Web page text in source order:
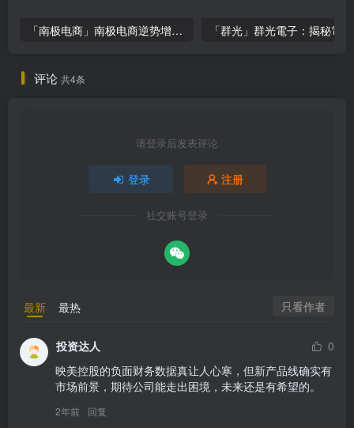
「南极电商」南极电商逆势增长，股价飙升背后的秘密武器！
评论 共4条
请登录后发表评论
登录 注册
社交账号登录
最新 最热 只看作者
投资达人
0
映美控股的负面财务数据真让人心寒，但新产品线确实有
市场前景，期待公司能走出困境，未来还是有希望的。
2年前 回复